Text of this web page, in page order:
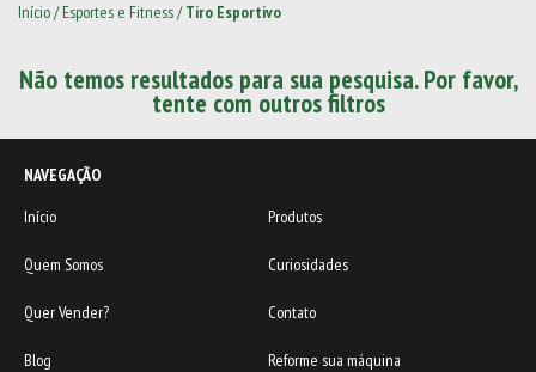
Início/ Esportes e Fitness/ Tiro Esportivo
Não temos resultados para sua pesquisa. Por favor,
tente com outros filtros
NAVEGAÇÃO
Início
Produtos
Quem Somos Curiosidades
Quer Vender? Contato
Blog Reforme sua máquina